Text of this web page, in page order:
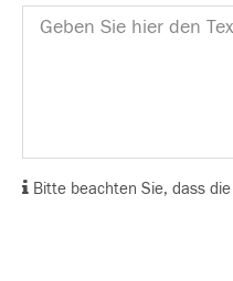
Bitte beachten Sie, dass